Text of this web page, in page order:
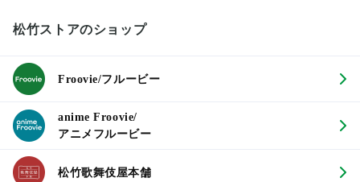
松竹ストアのショップ
Froovie/フルービー
anime Froovie/
アニメフルービー
松竹歌舞伎屋本舗